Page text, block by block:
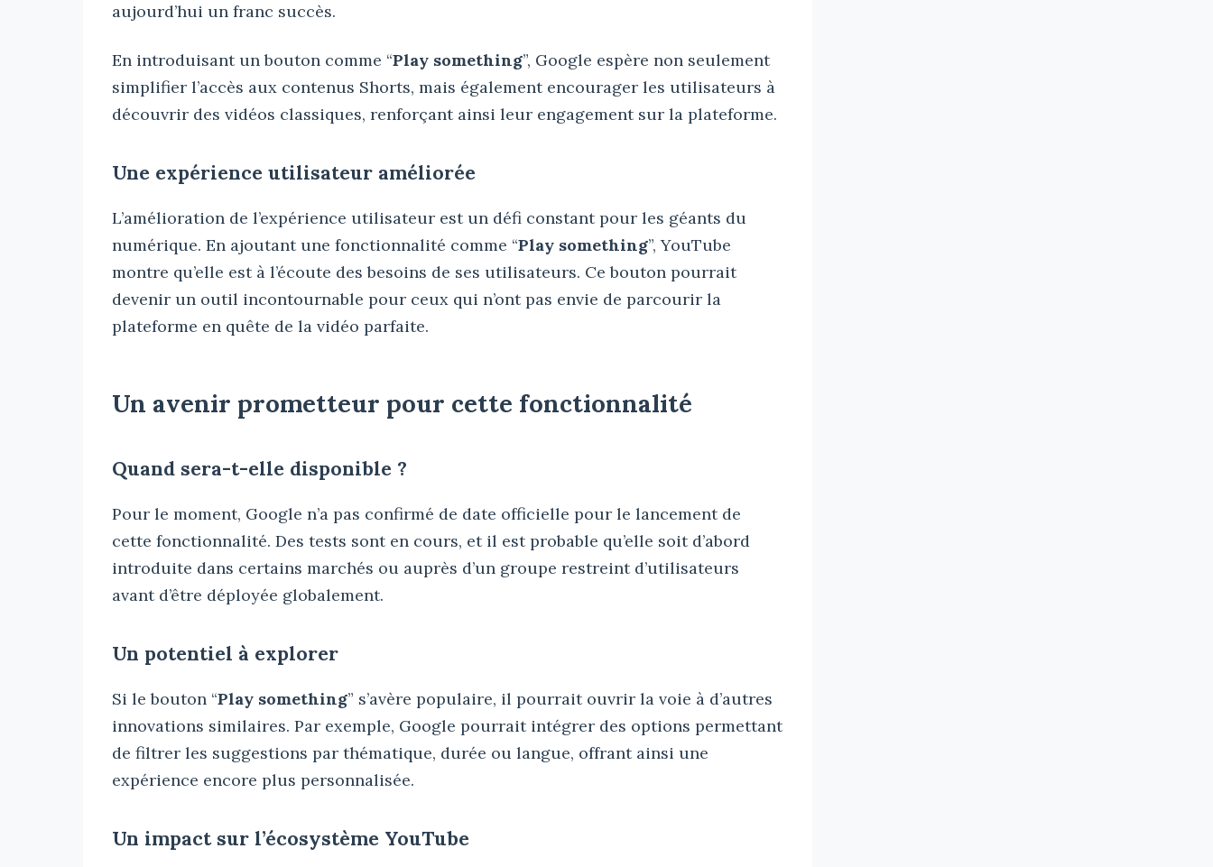
aujourd’hui un franc succès.
En introduisant un bouton comme “Play something”, Google espère non seulement
simplifier l’accès aux contenus Shorts, mais également encourager les utilisateurs à
découvrir des vidéos classiques, renforçant ainsi leur engagement sur la plateforme.
Une expérience utilisateur améliorée
L’amélioration de l’expérience utilisateur est un défi constant pour les géants du
numérique. En ajoutant une fonctionnalité comme “Play something”, YouTube
montre qu’elle est à l’écoute des besoins de ses utilisateurs. Ce bouton pourrait
devenir un outil incontournable pour ceux qui n’ont pas envie de parcourir la
plateforme en quête de la vidéo parfaite.
Un avenir prometteur pour cette fonctionnalité
Quand sera-t-elle disponible ?
Pour le moment, Google n’a pas confirmé de date officielle pour le lancement de
cette fonctionnalité. Des tests sont en cours, et il est probable qu’elle soit d’abord
introduite dans certains marchés ou auprès d’un groupe restreint d’utilisateurs
avant d’être déployée globalement.
Un potentiel à explorer
Si le bouton “Play something” s’avère populaire, il pourrait ouvrir la voie à d’autres
innovations similaires. Par exemple, Google pourrait intégrer des options permettant
de filtrer les suggestions par thématique, durée ou langue, offrant ainsi une
expérience encore plus personnalisée.
Un impact sur l’écosystème YouTube